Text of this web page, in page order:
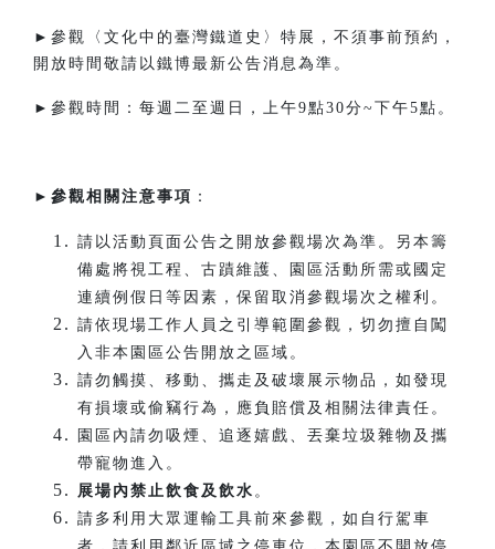
►參觀〈文化中的臺灣鐵道史〉特展，不須事前預約，
開放時間敬請以鐵博最新公告消息為準。
►參觀時間：每週二至週日，上午9點30分~下午5點。​
► 參觀相關注意事項 ：
請以活動頁面公告之開放參觀場次為準。另本籌
備處將視工程、古蹟維護、園區活動所需或國定
連續例假日等因素，保留取消參觀場次之權利。
請依現場工作人員之引導範圍參觀，切勿擅自闖
入非本園區公告開放之區域。
請勿觸摸、移動、攜走及破壞展示物品，如發現
有損壞或偷竊行為，應負賠償及相關法律責任。
園區內請勿吸煙、追逐嬉戲、丟棄垃圾雜物及攜
帶寵物進入。
展場內禁止飲食及飲水 。
請多利用大眾運輸工具前來參觀，如自行駕車